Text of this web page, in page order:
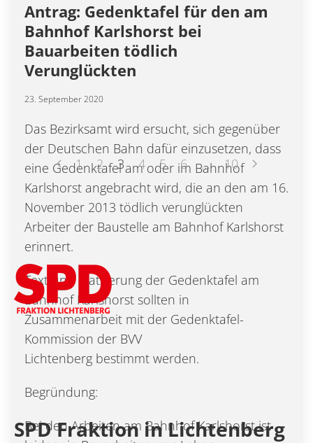
Antrag: Gedenktafel für den am
Bahnhof Karlshorst bei
Bauarbeiten tödlich
Verunglückten
23. September 2020
Das Bezirksamt wird ersucht, sich gegenüber
der Deutschen Bahn dafür einzusetzen, dass
eine Gedenktafel am oder im Bahnhof
Karlshorst angebracht wird, die an den am 16.
November 2013 tödlich verunglückten
Arbeiter der Baustelle am Bahnhof Karlshorst
erinnert.
Text und Platzierung der Gedenktafel am
Bahnhof Karlshorst sollten in
Zusammenarbeit mit der Gedenktafel-
Kommission der BVV
Lichtenberg bestimmt werden.
Begründung:
Bei den Arbeiten am Bahnhof Karlshorst ist
1 2 3 4 5 6 … 10
SPD Fraktion in Lichtenberg